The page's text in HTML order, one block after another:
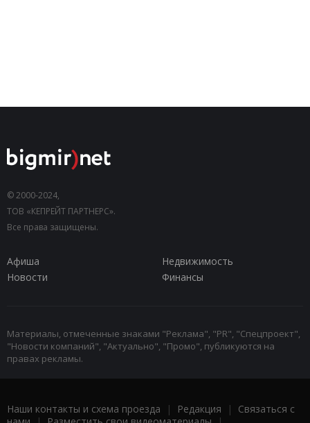
© 2000-2024,
ТОВ «КЕПРЕЙТ ПАРТНЕРС».
Все права защищены.
Афиша
Недвижимость
Новости
Финансы
Материалы, отмеченные знаками "Реклама", "PR", "Спецпроект",
"Новости компаний", "Актуально", "Промо", публикуются на
правах рекламы.
Наши контакты и схема проезда | Редакция | Связаться с